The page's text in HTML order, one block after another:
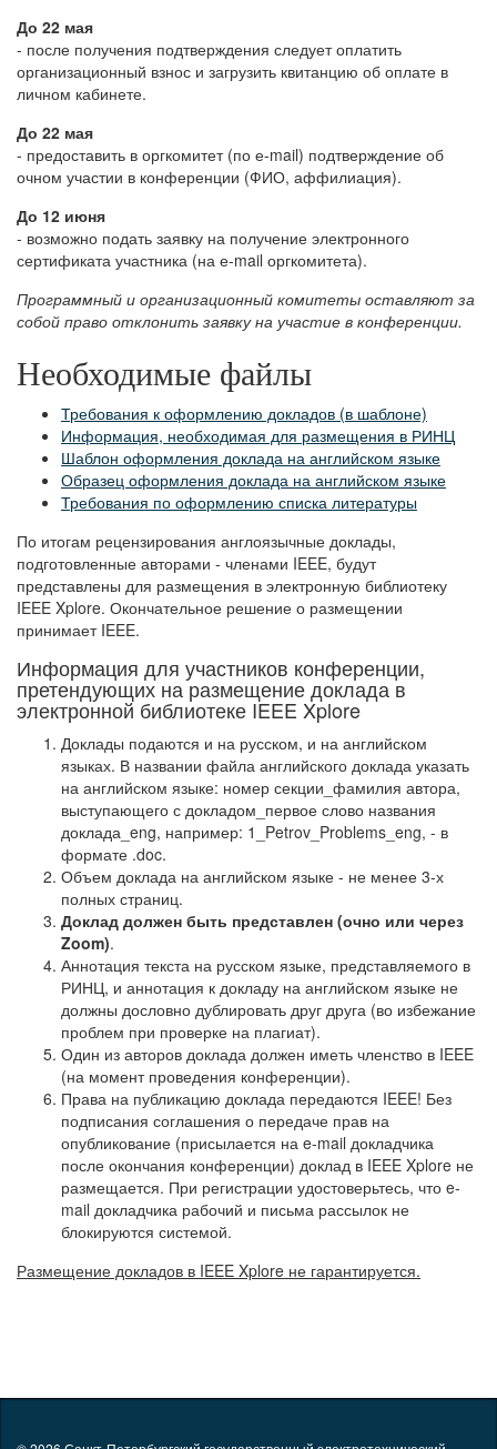
До 22 мая
- после получения подтверждения следует оплатить
организационный взнос и загрузить квитанцию об оплате в
личном кабинете.
До 22 мая
- предоставить в оргкомитет (по е-mail) подтверждение об
очном участии в конференции (ФИО, аффилиация).
До 12 июня
- возможно подать заявку на получение электронного
сертификата участника (на е-mail оргкомитета).
Программный и организационный комитеты оставляют за
собой право отклонить заявку на участие в конференции.
Необходимые файлы
Требования к оформлению докладов (в шаблоне)
Информация, необходимая для размещения в РИНЦ
Шаблон оформления доклада на английском языке
Образец оформления доклада на английском языке
Требования по оформлению списка литературы
По итогам рецензирования англоязычные доклады,
подготовленные авторами - членами IEEE, будут
представлены для размещения в электронную библиотеку
IEEE Xplore. Окончательное решение о размещении
принимает IEEE.
Информация для участников конференции,
претендующих на размещение доклада в
электронной библиотеке IEEE Xplore
Доклады подаются и на русском, и на английском
языках. В названии файла английского доклада указать
на английском языке: номер секции_фамилия автора,
выступающего с докладом_первое слово названия
доклада_eng, например: 1_Petrov_Problems_eng, - в
формате .doc.
Объем доклада на английском языке - не менее 3-х
полных страниц.
Доклад должен быть представлен (очно или через
Zoom).
Аннотация текста на русском языке, представляемого в
РИНЦ, и аннотация к докладу на английском языке не
должны дословно дублировать друг друга (во избежание
проблем при проверке на плагиат).
Один из авторов доклада должен иметь членство в IEEE
(на момент проведения конференции).
Права на публикацию доклада передаются IEEE! Без
подписания соглашения о передаче прав на
опубликование (присылается на e-mail докладчика
после окончания конференции) доклад в IEEE Xplore не
размещается. При регистрации удостоверьтесь, что e-
mail докладчика рабочий и письма рассылок не
блокируются системой.
Размещение докладов в IEEE Xplore не гарантируется.